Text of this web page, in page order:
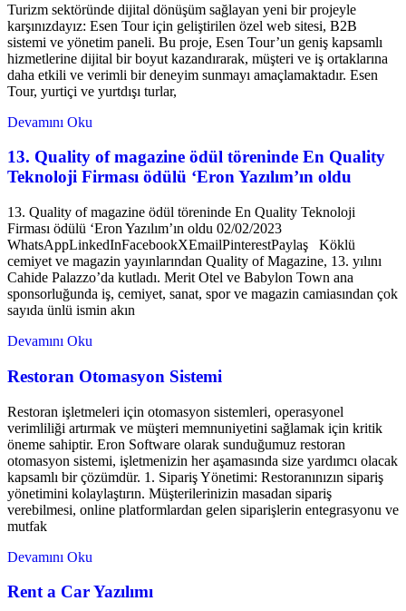
Turizm sektöründe dijital dönüşüm sağlayan yeni bir projeyle
karşınızdayız: Esen Tour için geliştirilen özel web sitesi, B2B
sistemi ve yönetim paneli. Bu proje, Esen Tour’un geniş kapsamlı
hizmetlerine dijital bir boyut kazandırarak, müşteri ve iş ortaklarına
daha etkili ve verimli bir deneyim sunmayı amaçlamaktadır. Esen
Tour, yurtiçi ve yurtdışı turlar,
Devamını Oku
13. Quality of magazine ödül töreninde En Quality
Teknoloji Firması ödülü ‘Eron Yazılım’ın oldu
13. Quality of magazine ödül töreninde En Quality Teknoloji
Firması ödülü ‘Eron Yazılım’ın oldu 02/02/2023
WhatsAppLinkedInFacebookXEmailPinterestPaylaş Köklü
cemiyet ve magazin yayınlarından Quality of Magazine, 13. yılını
Cahide Palazzo’da kutladı. Merit Otel ve Babylon Town ana
sponsorluğunda iş, cemiyet, sanat, spor ve magazin camiasından çok
sayıda ünlü ismin akın
Devamını Oku
Restoran Otomasyon Sistemi
Restoran işletmeleri için otomasyon sistemleri, operasyonel
verimliliği artırmak ve müşteri memnuniyetini sağlamak için kritik
öneme sahiptir. Eron Software olarak sunduğumuz restoran
otomasyon sistemi, işletmenizin her aşamasında size yardımcı olacak
kapsamlı bir çözümdür. 1. Sipariş Yönetimi: Restoranınızın sipariş
yönetimini kolaylaştırın. Müşterilerinizin masadan sipariş
verebilmesi, online platformlardan gelen siparişlerin entegrasyonu ve
mutfak
Devamını Oku
Rent a Car Yazılımı